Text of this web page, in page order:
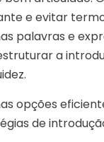
e evitar
palavras e
a
opções
de